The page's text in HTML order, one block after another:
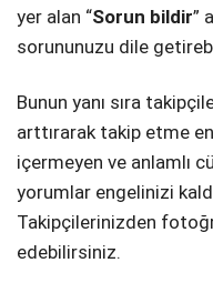
yer alan “Sorun bildir”
sorununuzu dile
Bunun yanı sıra
arttırarak takip etme
içermeyen ve anlamlı
yorumlar engelinizi
Takipçilerinizden
edebilirsiniz.